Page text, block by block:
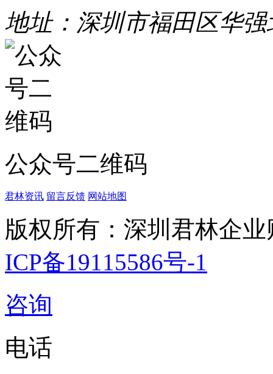
地址：深圳市福田区华
公众号二维码
君林资讯 留言反馈 网站地图
版权所有：深圳君林企
ICP备19115586号-1
咨询
电话